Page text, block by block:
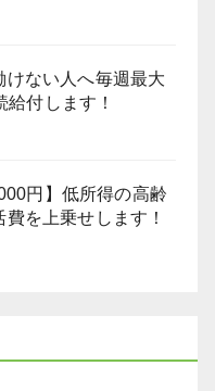
けない人へ毎週最大
付します！
円】低所得の高齢
を上乗せします！